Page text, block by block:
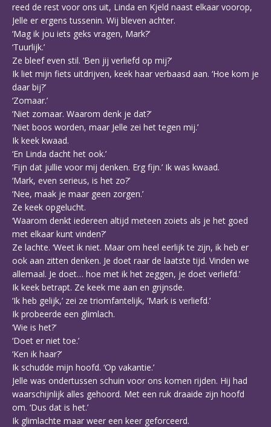
reed de rest voor ons uit, Linda en Kjeld naast elkaar voorop,
Jelle er ergens tussenin. Wij bleven achter.
‘Mag ik jou iets geks vragen, Mark?’
‘Tuurlijk.’
Ze bleef even stil. ‘Ben jij verliefd op mij?’
Ik liet mijn fiets uitdrijven, keek haar verbaasd aan. ‘Hoe kom je
daar bij?’
‘Zomaar.’
‘Niet zomaar. Waarom denk je dat?’
‘Niet boos worden, maar Jelle zei het tegen mij.’
Ik keek kwaad.
‘En Linda dacht het ook.’
‘Fijn dat jullie voor mij denken. Erg fijn.’ Ik was kwaad.
‘Mark, even serieus, is het zo?’
‘Nee, maak je maar geen zorgen.’
Ze keek opgelucht.
‘Waarom denkt iedereen altijd meteen zoiets als je het goed
met elkaar kunt vinden?’
Ze lachte. ‘Weet ik niet. Maar om heel eerlijk te zijn, ik heb er
ook aan zitten denken. Je doet raar de laatste tijd. Vinden we
allemaal. Je doet… hoe met ik het zeggen, je doet verliefd.’
Ik keek betrapt. Ze keek me aan en grijnsde.
‘Ik heb gelijk,’ zei ze triomfantelijk, ‘Mark is verliefd.’
Ik probeerde een glimlach.
‘Wie is het?’
‘Doet er niet toe.’
‘Ken ik haar?’
Ik schudde mijn hoofd. ‘Op vakantie.’
Jelle was ondertussen schuin voor ons komen rijden. Hij had
waarschijnlijk alles gehoord. Met een ruk draaide zijn hoofd
om. ‘Dus dat is het.’
Ik glimlachte maar weer een keer geforceerd.